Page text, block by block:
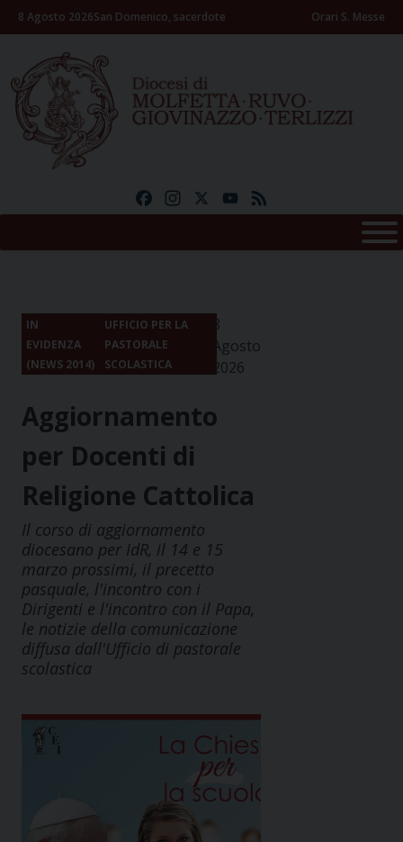
Skip8 Agosto 2026San Domenico, sacerdote Orari S. Messe
FacebookInstagramYouTube
IN
EVIDENZA
(NEWS 2014)
UFFICIO PER LA
PASTORALE
SCOLASTICA
8
Agosto
2026
Aggiornamento
per Docenti di
Religione Cattolica
Il corso di aggiornamento
diocesano per IdR, il 14 e 15
marzo prossimi, il precetto
pasquale, l'incontro con i
Dirigenti e l'incontro con il Papa,
le notizie della comunicazione
diffusa dall'Ufficio di pastorale
scolastica